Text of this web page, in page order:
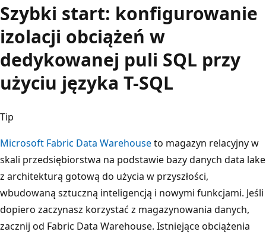
Szybki start: konfigurowanie
izolacji obciążeń w
dedykowanej puli SQL przy
użyciu języka T-SQL
Tip
Microsoft Fabric Data Warehouseto magazyn relacyjny w
skali przedsiębiorstwa na podstawie bazy danych data lake
z architekturą gotową do użycia w przyszłości,
wbudowaną sztuczną inteligencją i nowymi funkcjami. Jeśli
dopiero zaczynasz korzystać z magazynowania danych,
zacznij od Fabric Data Warehouse. Istniejące obciążenia